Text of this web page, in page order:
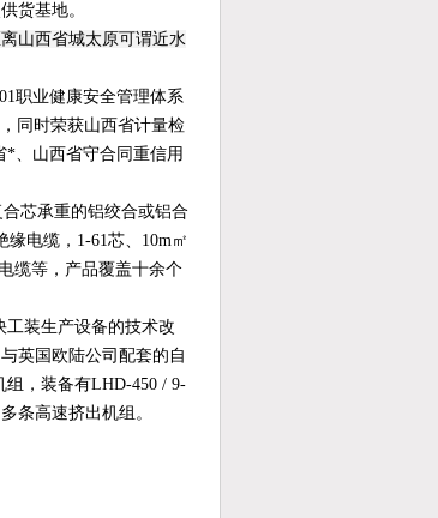
货基地。
山西省城太原可谓近水
职业健康安全管理体系
同时荣获山西省计量检
、山西省守合同重信用
芯承重的铝绞合或铝合
电缆，1-61芯、10m㎡
缆等，产品覆盖十余个
工装生产设备的技术改
英国欧陆公司配套的自
组，装备有LHD-450 / 9-
条高速挤出机组。